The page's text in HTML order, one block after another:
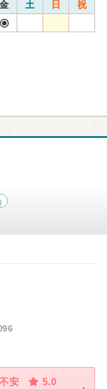
金 土 日 祝
安
5.0